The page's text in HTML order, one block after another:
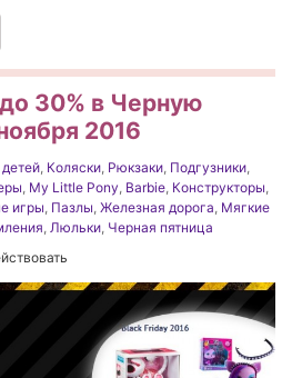
30% в Черную
2016
Коляски Рюкзаки Подгузники
My Little Pony Barbie Конструкторы
игры Пазлы Железная дорога Мягкие
Люльки Черная пятница